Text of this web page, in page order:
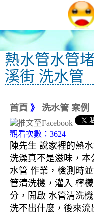
熱水管水管
溪街 洗水管
首頁 》 洗水管 案例
觀看次數：3624
陳先生 說家裡的熱
洗澡真不是滋味，
水管 作業，檢測時
管清洗機，灌入 檸
分，開啟 水管清洗
洗不出什麼，後來